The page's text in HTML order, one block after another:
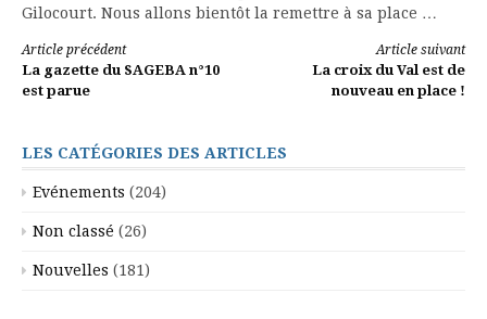
Gilocourt. Nous allons bientôt la remettre à sa place …
Lire
la
suite
Article précédent
La gazette du SAGEBA n°10
est parue
Article suivant
La croix du Val est de
nouveau en place !
LES CATÉGORIES DES ARTICLES
Evénements (204)
Non classé (26)
Nouvelles (181)